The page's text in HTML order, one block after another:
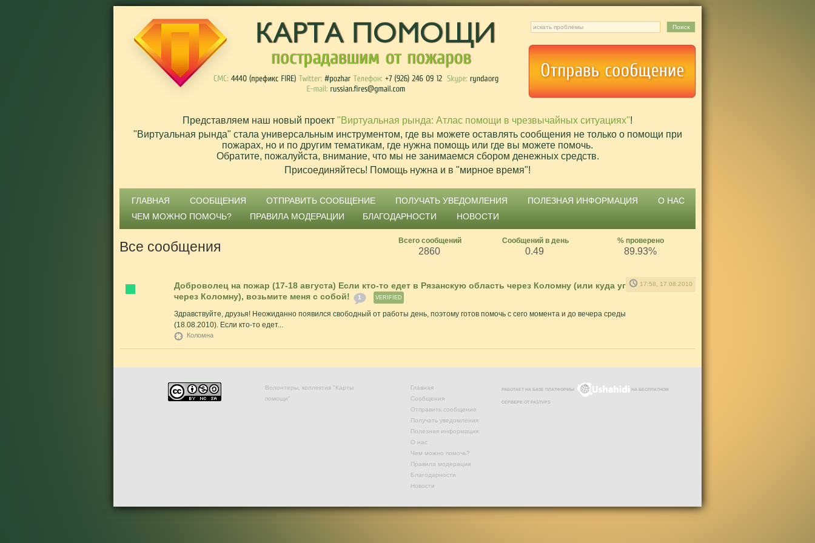
Представляем наш новый проект "Виртуальная рында: Атлас помощи в чрезвычайных ситуациях"!
"Виртуальная рында" стала универсальным инструментом, где вы можете оставлять сообщения не только о помощи при
пожарах, но и по другим тематикам, где нужна помощь или где вы можете помочь.
Обратите, пожалуйста, внимание, что мы не занимаемся сбором денежных средств.
Присоединяйтесь! Помощь нужна и в "мирное время"!
ГЛАВНАЯ СООБЩЕНИЯ ОТПРАВИТЬ СООБЩЕНИЕ ПОЛУЧАТЬ УВЕДОМЛЕНИЯ ПОЛЕЗНАЯ ИНФОРМАЦИЯ
О НАС
ЧЕМ МОЖНО ПОМОЧЬ?
ПРАВИЛА МОДЕРАЦИИ БЛАГОДАРНОСТИ НОВОСТИ
Всего сообщений Сообщений в день % проверено
2860 0.49 89.93%
Все сообщения
Доброволец на пожар (17-18 августа) Если кто-то едет в Рязанскую область через Коломну (или куда угодно
через Коломну), возьмите меня с собой!
1 VERIFIED
17:58, 17.08.2010
Здравствуйте, друзья! Неожиданно появился свободный от работы день, поэтому готов помочь с сего момента и до вечера среды
(18.08.2010). Если кто-то едет...
Коломна
Волонтеры, коллектив "Карты
помощи"
Главная
Сообщения
Отправить сообщение
Получать уведомления
Полезная информация
О нас
Чем можно помочь?
Правила модерации
Благодарности
Новости
РАБОТАЕТ НА БАЗЕ ПЛАТФОРМЫ НА БЕСПЛАТНОМ
СЕРВЕРЕ ОТ FASTVPS